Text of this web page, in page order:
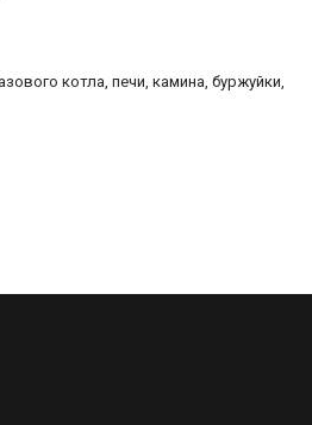
котла, печи, камина, буржуйки,